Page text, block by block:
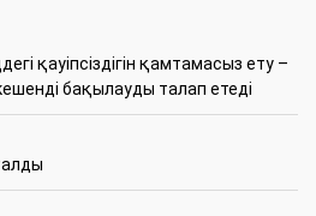
қауіпсіздігін қамтамасыз ету –
бақылауды талап етеді